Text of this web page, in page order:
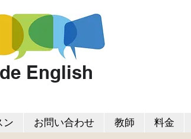
English
ン お問い合わせ 教師 料金